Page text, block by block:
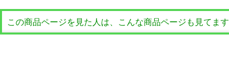
この商品ページを見た人は、こんな商品ページも見てます